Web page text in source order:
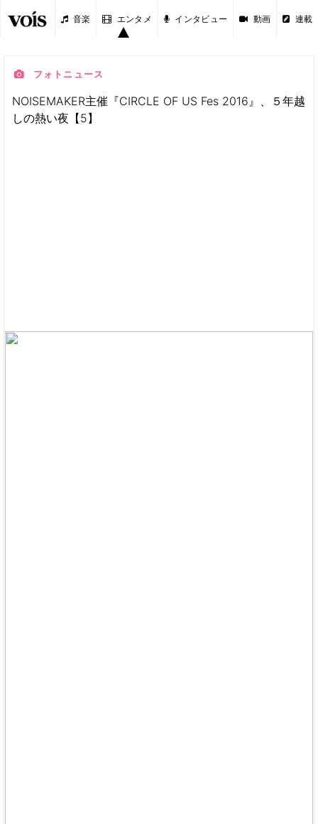
音楽 エンタメ インタビュー 動画 連載
フォトニュース
NOISEMAKER主催『CIRCLE OF US Fes 2016』、５年越
しの熱い夜【5】